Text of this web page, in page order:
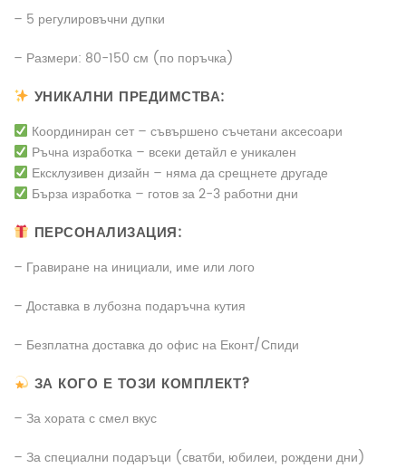
– 5 регулировъчни дупки
– Размери: 80-150 см (по поръчка)
УНИКАЛНИ ПРЕДИМСТВА:
Координиран сет – съвършено съчетани аксесоари
Ръчна изработка – всеки детайл е уникален
Ексклузивен дизайн – няма да срещнете другаде
Бърза изработка – готов за 2-3 работни дни
ПЕРСОНАЛИЗАЦИЯ:
– Гравиране на инициали, име или лого
– Доставка в лубозна подаръчна кутия
– Безплатна доставка до офис на Еконт/Спиди
ЗА КОГО Е ТОЗИ КОМПЛЕКТ?
– За хората с смел вкус
– За специални подаръци (сватби, юбилеи, рождени дни)